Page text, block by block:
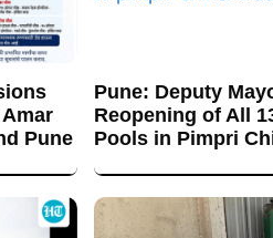
Pune
Pune: Deputy
Reopening of All
Pools in Pimpri